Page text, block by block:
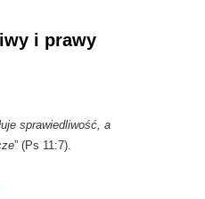
i prawy
sprawiedliwość, a
” (Ps 11:7).